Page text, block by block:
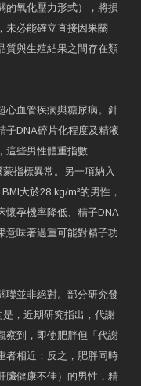
的氧化壓力形式），將損
未必能確立直接因果關
質與生殖結果之間存在類
心血管疾病與糖尿病。針
子DNA碎片化程度及精液
這些男性體重指數
指標異常。另一項納入
大於28 kg/m²的男性，
懷孕機率降低、精子DNA
意味著過重可能對精子功
聯並非絕對。部分研究發
，近期研究指出，代謝
察到，即使肥胖但「代謝
者相近；反之，肥胖同時
臟健康不佳）的男性，精